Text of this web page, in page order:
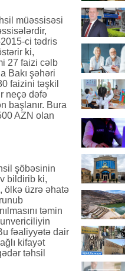
müəssisəsi
ci tədris
ki,
27 faizi cəlb
Bakı şəhəri
faizini təşkil
neçə dəfə
başlanır. Bura
AZN olan
şöbəsinin
bildirib ki,
ölkə üzrə əhatə
təmin
fəaliyyətə dair
kifayət
təhsil